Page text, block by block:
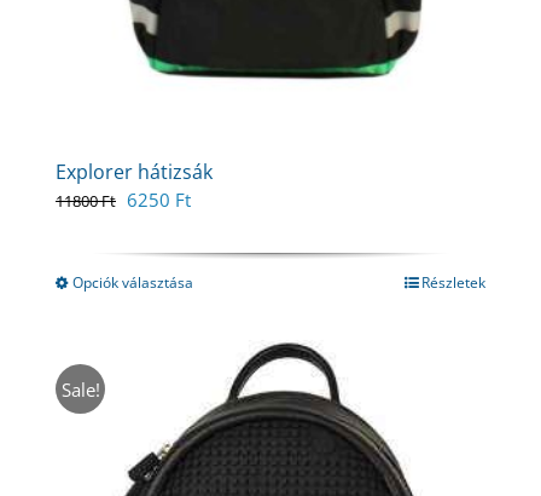
Explorer hátizsák
11800Ft Original
was:
11800 Ft.
6250 FtCurrent
is:
6250 Ft.
Opciók választása Részletek
Sale!